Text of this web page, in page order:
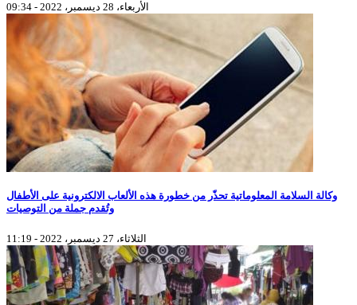
الأربعاء، 28 ديسمبر، 2022 - 09:34
وكالة السلامة المعلوماتية تحذّر من خطورة هذه الألعاب الالكترونية على الأطفال
وتُقدم جملة من التوصيات
الثلاثاء، 27 ديسمبر، 2022 - 11:19